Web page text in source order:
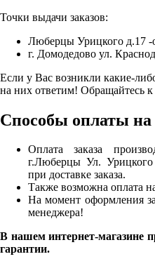
Точки выдачи заказов:
Люберцы Урицкого д.17 -
г. Домодедово ул.
Если у Вас возникли какие-
на них ответим! Обращайтесь
Способы оплаты на
Оплата заказа
г.Люберцы Ул.
при доставке заказа.
Также возможна оплата
На момент оформления
менеджера!
В нашем интернет-магазине
гарантии.